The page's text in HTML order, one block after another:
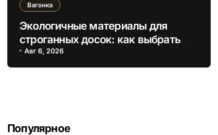
Вагонка
Экологичные материалы для
строганных досок: как выбрать
безопасные отделочные решения
Авг 6, 2026
Популярное